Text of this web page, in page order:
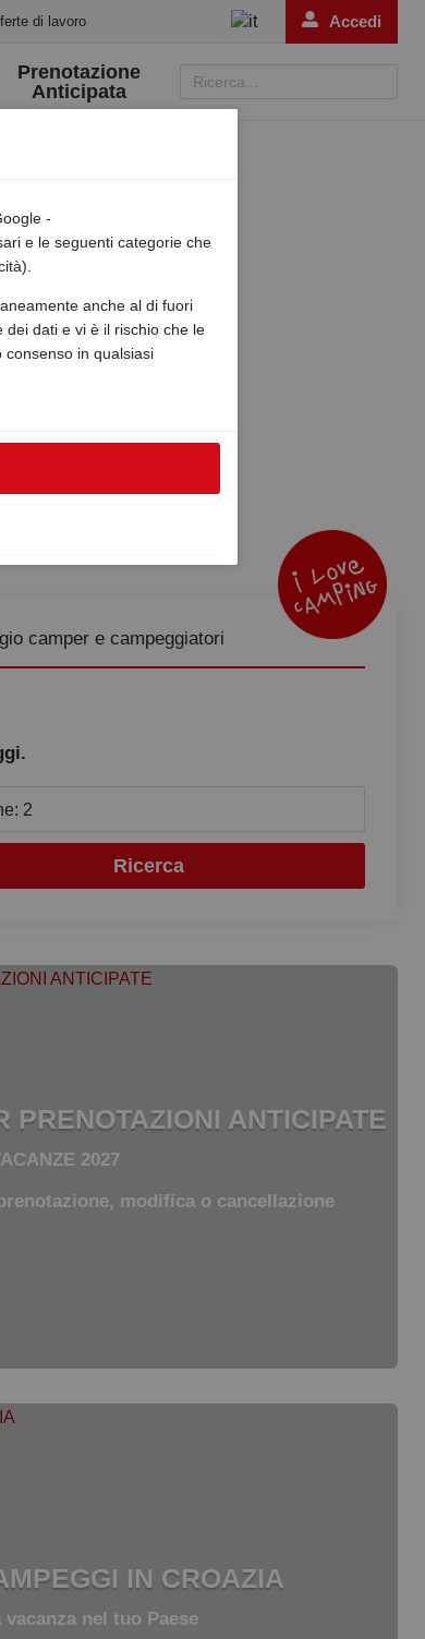
di lavoro Accedi
Prenotazione
Anticipata
Ricerca...
camper e campeggiatori
2
Ricerca
PRENOTAZIONI ANTICIPATE
2027
modifica o cancellazione
IN CROAZIA
nel tuo Paese
-
e le seguenti categorie che
anche al di fuori
dati e vi è il rischio che le
in qualsiasi